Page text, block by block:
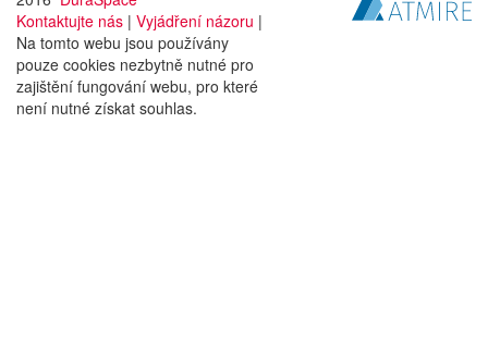
Kontaktujte nás | Vyjádření názoru |
Na tomto webu jsou používány
pouze cookies nezbytně nutné pro
zajištění fungování webu, pro které
není nutné získat souhlas.